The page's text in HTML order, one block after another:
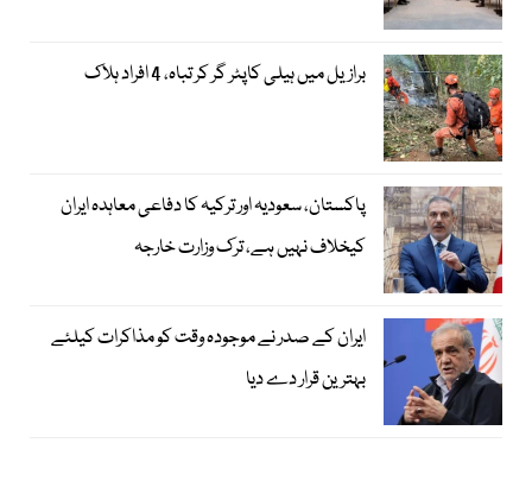
برازیل میں ہیلی کاپٹر گر کر تباہ، 4 افراد ہلاک
پاکستان، سعودیہ اور ترکیہ کا دفاعی معاہدہ ایران
کیخلاف نہیں ہے، ترک وزارت خارجہ
ایران کے صدر نے موجودہ وقت کو مذاکرات کیلئے
بہترین قرار دے دیا